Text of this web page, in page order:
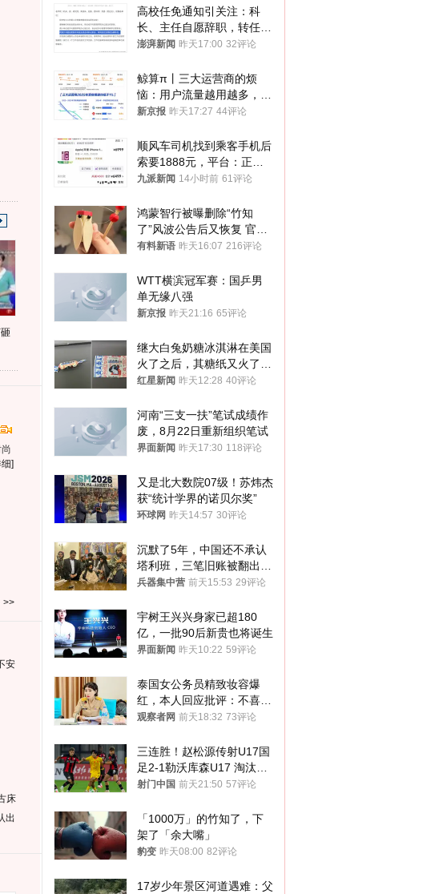
细]
>>
安
床
出
高校任免通知引关注：科
长、主任自愿辞职，转任思
政辅导员
澎湃新闻 昨天17:00 32评论
鲸算π丨三大运营商的烦
恼：用户流量越用越多，收
入却越来越少
新京报 昨天17:27 44评论
顺风车司机找到乘客手机后
索要1888元，平台：正和
司机沟通协商
九派新闻 14小时前 61评论
鸿蒙智行被曝删除“竹知
了”风波公告后又恢复 官媒
曾力挺：劝华为要大度的，
有料新语 昨天16:07 216评论
WTT横滨冠军赛：国乒男
单无缘八强
新京报 昨天21:16 65评论
继大白兔奶糖冰淇淋在美国
火了之后，其糖纸又火了！
海外博主盛赞：平面设计经
红星新闻 昨天12:28 40评论
河南“三支一扶”笔试成绩作
废，8月22日重新组织笔试
界面新闻 昨天17:30 118评论
又是北大数院07级！苏炜杰
获“统计学界的诺贝尔奖”
环球网 昨天14:57 30评论
沉默了5年，中国还不承认
塔利班，三笔旧账被翻出，
最大风险出现
兵器集中营 前天15:53 29评论
宇树王兴兴身家已超180
亿，一批90后新贵也将诞生
界面新闻 昨天10:22 59评论
泰国女公务员精致妆容爆
红，本人回应批评：不喜欢
就别看
观察者网 前天18:32 73评论
三连胜！赵松源传射U17国
足2-1勒沃库森U17 淘汰赛
将战河床
射门中国 前天21:50 57评论
「1000万」的竹知了，下
架了「余大嘴」
豹变 昨天08:00 82评论
17岁少年景区河道遇难：父